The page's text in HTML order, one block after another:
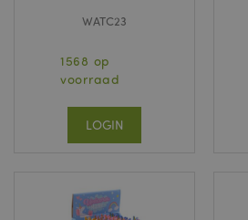
WATC23
1568 op
voorraad
LOGIN